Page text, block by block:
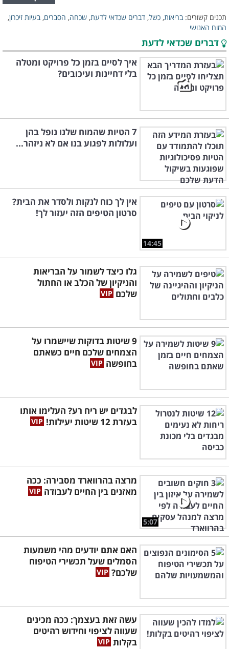
תכנים קשורים: בריאות, כשל, דברים שכדאי לדעת, שכחה, הסברים,בעיות זיכרון,
המוח האנושי
דברים שכדאי לדעת
איך לסיים בזמן כל פרויקט ומטלה
בלי דחיינות ועיכובים?
7 הטיות שהמוח שלנו נופל בהן
ועלולות לפגוע בנו אם לא ניזהר...
14:45
אין לך כוח לנקות ולסדר את הבית?
סרטון הטיפים הזה יעזור לך!
גלו כיצד לשמור על הבריאות
והניקיון של הכלב או החתול
שלכם
9 שיטות בדוקות שיישמרו על
הצמחים שלכם חיים כשאתם
בחופשה
לבגדים יש ריח רע? העלימו אותו
בעזרת 12 שיטות יעילות!
5:07
מרצה בהרווארד מסבירה: ככה
מאזנים בין החיים לעבודה
האם אתם יודעים מהי משמעות
הסמלים שעל תכשירי הטיפוח
שלכם?
עשה זאת בעצמך: ככה מכינים
שעווה לציפוי וחידוש רהיטים
בקלות